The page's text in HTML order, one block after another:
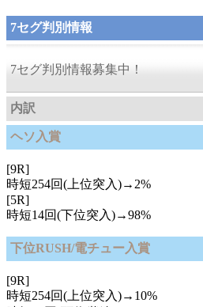
7セグ判別情報
7セグ判別情報募集中！
内訳
ヘソ入賞
[9R]
時短254回(上位突入)→2%
[5R]
時短14回(下位突入)→98%
下位RUSH/電チュー入賞
[9R]
時短254回(上位突入)→10%